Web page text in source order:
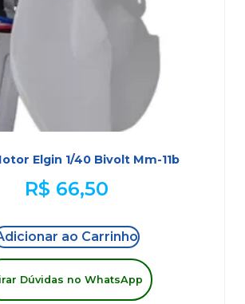
Elgin 1/40 Bivolt Mm-11b
R$ 66,50
ao Carrinho
Dúvidas no WhatsApp